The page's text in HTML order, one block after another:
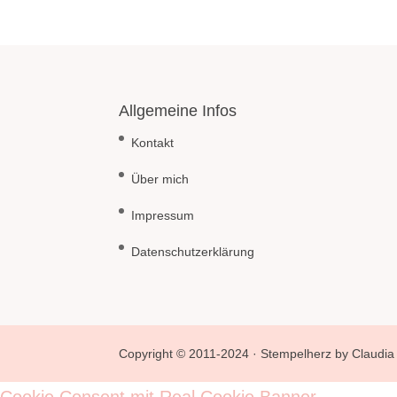
Allgemeine Infos
Kontakt
Über mich
Impressum
Datenschutzerklärung
Copyright © 2011-2024 · Stempelherz by